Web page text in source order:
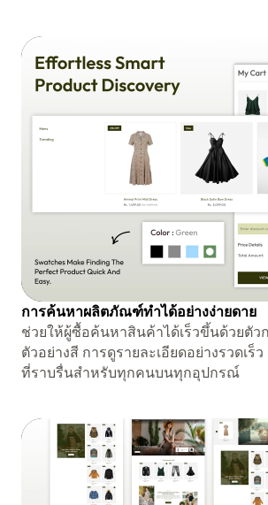
การค้นหาผลิตภัณฑ์ทำได้อย่างง่ายดาย
ช่วยให้ผู้ซื้อค้นหาสินค้าได้เร็วขึ้นด้วยตัว
ตัวอย่างสี การดูรายละเอียดอย่างรวดเร็
ที่ราบรื่นสำหรับทุกคนบนทุกอุปกรณ์